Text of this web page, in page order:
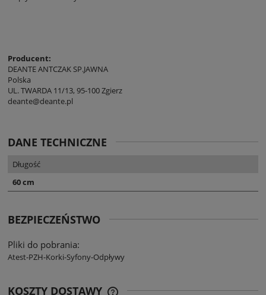
Producent:
DEANTE ANTCZAK SP.JAWNA
Polska
UL. TWARDA 11/13, 95-100 Zgierz
deante@deante.pl
DANE TECHNICZNE
Długość
60 cm
BEZPIECZEŃSTWO
Pliki do pobrania:
Atest-PZH-Korki-Syfony-Odpływy
KOSZTY DOSTAWY